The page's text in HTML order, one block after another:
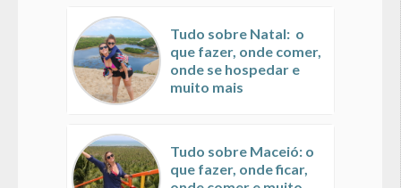
Tudo sobre Natal: o
que fazer, onde comer,
onde se hospedar e
muito mais
Tudo sobre Maceió: o
que fazer, onde ficar,